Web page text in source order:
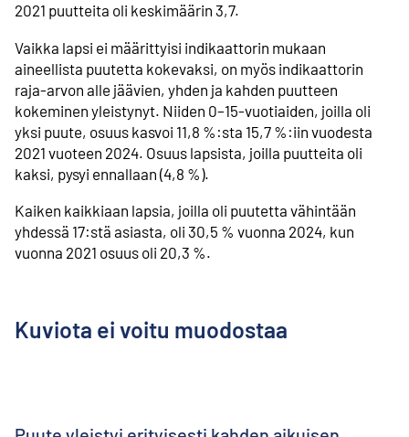
2021 puutteita oli keskimäärin 3,7.
Vaikka lapsi ei määrittyisi indikaattorin mukaan
aineellista puutetta kokevaksi, on myös indikaattorin
raja-arvon alle jäävien, yhden ja kahden puutteen
kokeminen yleistynyt. Niiden 0–15-vuotiaiden, joilla oli
yksi puute, osuus kasvoi 11,8 %:sta 15,7 %:iin vuodesta
2021 vuoteen 2024. Osuus lapsista, joilla puutteita oli
kaksi, pysyi ennallaan (4,8 %).
Kaiken kaikkiaan lapsia, joilla oli puutetta vähintään
yhdessä 17:stä asiasta, oli 30,5 % vuonna 2024, kun
vuonna 2021 osuus oli 20,3 %.
Kuviota ei voitu muodostaa